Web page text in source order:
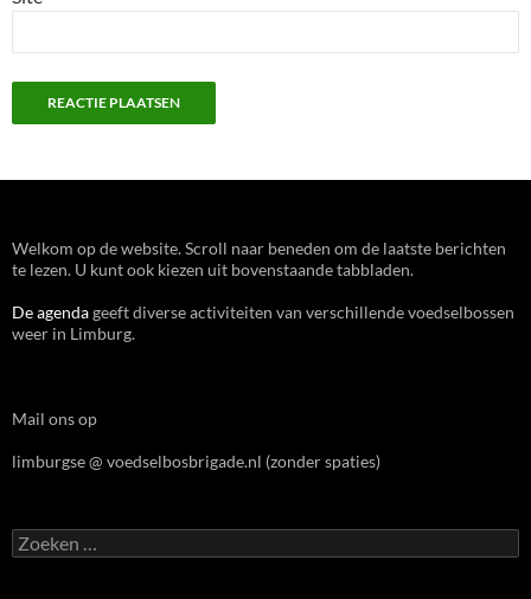
Welkom op de website. Scroll naar beneden om de laatste berichten
te lezen. U kunt ook kiezen uit bovenstaande tabbladen.
De agendageeft diverse activiteiten van verschillende voedselbossen
weer in Limburg.
Mail ons op
limburgse @ voedselbosbrigade.nl (zonder spaties)
Zoeken
naar: